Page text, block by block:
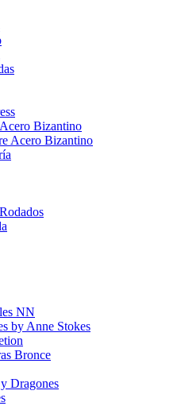
Bizantino
Acero Bizantino
NN
by Anne Stokes
Bronce
Dragones